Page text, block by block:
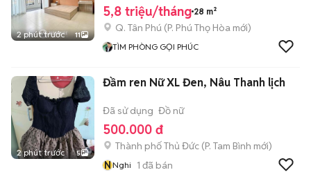
2 phút trước 11
5,8 triệu/tháng 28 m²
Q. Tân Phú (P. Phú Thọ Hòa mới)
TÌM PHÒNG GỌI PHÚC
2 phút trước 5
Đầm ren Nữ XL Đen, Nâu Thanh lịch
Đã sử dụng Đồ nữ
500.000 đ
Thành phố Thủ Đức (P. Tam Bình mới)
NNghi 1 đã bán